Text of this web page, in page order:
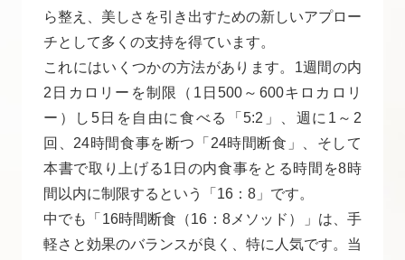
ら整え、美しさを引き出すための新しいアプロー
チとして多くの支持を得ています。
これにはいくつかの方法があります。1週間の内
2日カロリーを制限（1日500～600キロカロリ
ー）し5日を自由に食べる「5:2」、週に1～2
回、24時間食事を断つ「24時間断食」、そして
本書で取り上げる1日の内食事をとる時間を8時
間以内に制限するという「16：8」です。
中でも「16時間断食（16：8メソッド）」は、手
軽さと効果のバランスが良く、特に人気です。当